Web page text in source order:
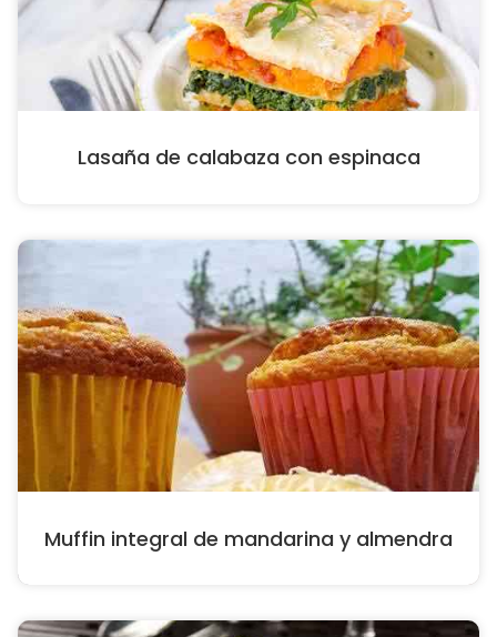
Lasaña de calabaza con espinaca
Muffin integral de mandarina y almendra